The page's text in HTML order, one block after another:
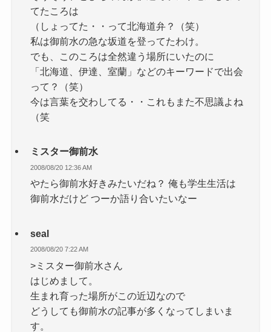
てたころは
（しょってた・・って北海道弁？（笑）
私は御前水の急な坂道を登ってたわけ。
でも、このころは全然違う場所にいたのに
「北海道、伊達、室蘭」などのキーワードで出会
って？（笑）
今は言葉を交わしてる・・これもまた不思議よね
（笑
ミスター御前水
2008/08/20 12:36 AM
やたら御前水好きみたいだね？ 俺も学生生活は
御前水だけど つーか語り合いたいなー
seal
2008/08/20 7:22 AM
>ミスター御前水さん
はじめまして。
生まれ育った場所がこの近辺なので
どうしても御前水の記事が多くなってしまいま
す。